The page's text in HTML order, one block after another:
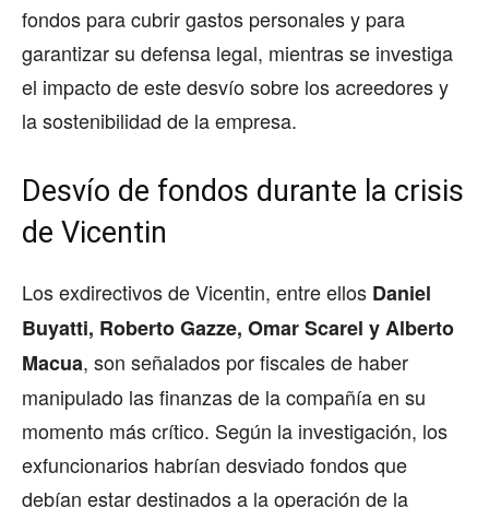
fondos para cubrir gastos personales y para
garantizar su defensa legal, mientras se investiga
el impacto de este desvío sobre los acreedores y
la sostenibilidad de la empresa.
Desvío de fondos durante la crisis
de Vicentin
Los exdirectivos de Vicentin, entre ellos Daniel
Buyatti, Roberto Gazze, Omar Scarel y Alberto
Macua, son señalados por fiscales de haber
manipulado las finanzas de la compañía en su
momento más crítico. Según la investigación, los
exfuncionarios habrían desviado fondos que
debían estar destinados a la operación de la